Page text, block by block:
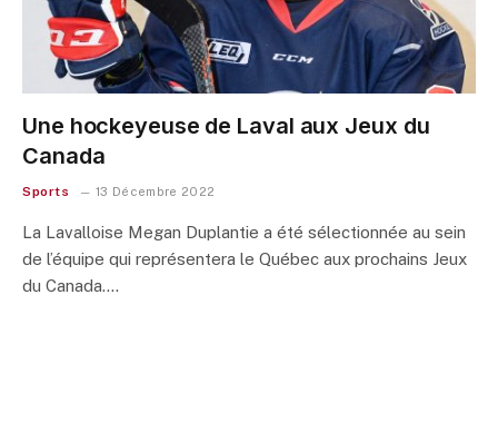
Une hockeyeuse de Laval aux Jeux du
Canada
Sports 13 Décembre 2022
La Lavalloise Megan Duplantie a été sélectionnée au sein
de l’équipe qui représentera le Québec aux prochains Jeux
du Canada.…